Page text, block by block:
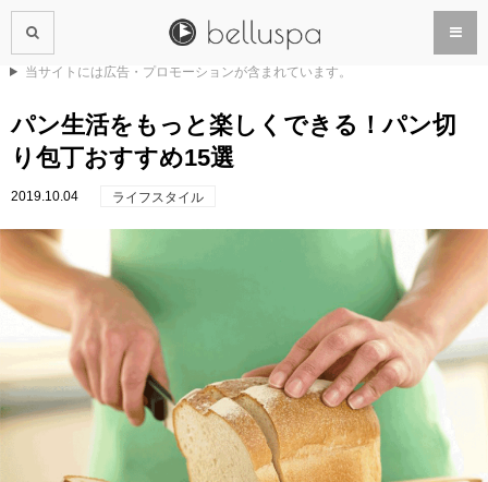
当サイトには広告・プロモーションが含まれています。
パン生活をもっと楽しくできる！パン切
り包丁おすすめ15選
2019.10.04 ライフスタイル